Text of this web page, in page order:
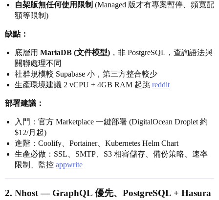
自架版無任何使用限制 (Managed 版才有專案暫停、頻寬配
額等限制)
缺點：
底層用 MariaDB (文件模型) ，非 PostgreSQL，查詢語法與
關聯處理不同
社群規模較 Supabase 小，第三方整合較少
生產環境建議 2 vCPU + 4GB RAM 起跳 reddit
部署建議：
入門：官方 Marketplace 一鍵部署 (DigitalOcean Droplet 約
$12/月起)
進階：Coolify、Portainer、Kubernetes Helm Chart
生產必做：SSL、SMTP、S3 相容儲存、備份策略、速率
限制、監控 appwrite
2. Nhost— GraphQL 優先、PostgreSQL + Hasura